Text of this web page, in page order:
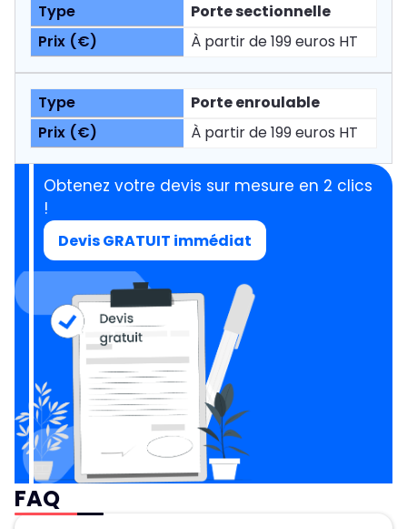
Porte sectionnelle
À partir de 199 euros HT
Porte enroulable
À partir de 199 euros HT
Obtenez votre devis sur mesure en 2 clics
!
Devis GRATUIT immédiat
FAQ